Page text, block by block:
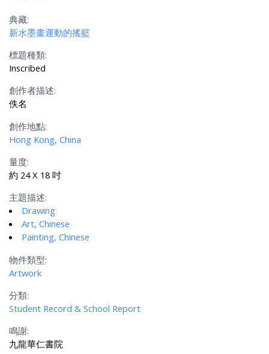
典藏:
新水墨畫運動的搖籃
標題種類:
Inscribed
創作者描述:
佚名
創作地點:
Hong Kong, China
量度:
約 24 X 18 吋
主題描述:
Drawing
Art, Chinese
Painting, Chinese
物件類型:
Artwork
分類:
Student Record & School Report
鳴謝:
九龍華仁書院